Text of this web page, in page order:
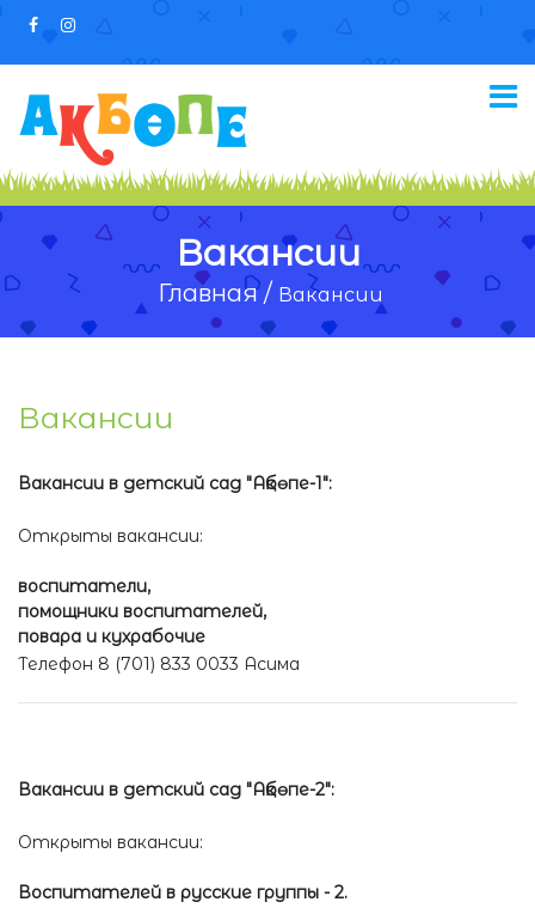
Вакансии
Главная / Вакансии
Вакансии
Вакансии в детский сад "Ақбөпе-1":
Открыты вакансии:
воспитатели,
помощники воспитателей,
повара и кухрабочие
Телефон 8 (701) 833 0033 Асима
Вакансии в детский сад "Ақбөпе-2":
Открыты вакансии:
Воспитателей в русские группы - 2.